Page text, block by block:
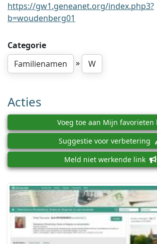
https://gw1.geneanet.org/index.php3?
b=woudenberg01
Categorie
Familienamen
» W
Acties
Voeg toe aan Mijn favorieten
Suggestie voor verbetering
Meld niet werkende link